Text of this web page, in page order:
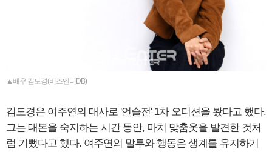
▲배우 김도경(비즈엔터DB)
김도경은 여주연의 대사로 '언슬전' 1차 오디션을 봤다고 했다.
그는 대본을 숙지하는 시간 동안, 마치 맞춤옷을 발견한 것처
럼 기뻤다고 했다. 여주연의 말투와 행동은 생계를 유지하기